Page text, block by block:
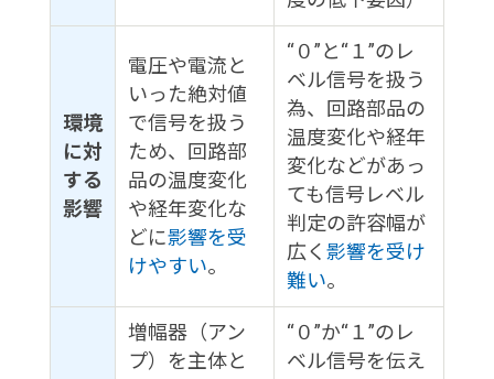
環境
に対
する
影響
電圧や電流と
いった絶対値
で信号を扱う
ため、回路部
品の温度変化
や経年変化な
どに影響を受
けやすい。
“０”と“１”のレ
ベル信号を扱う
為、回路部品の
温度変化や経年
変化などがあっ
ても信号レベル
判定の許容幅が
広く 影響を受け
難い。
増幅器（アン
プ）を主体と
“０”か“１”のレ
ベル信号を伝え